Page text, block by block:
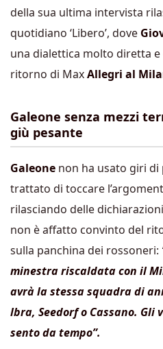
della sua ultima intervista
quotidiano ‘Libero’, dove
una dialettica molto diretta
ritorno di MaxAllegri al
Galeone senza mezzi
giù pesante
Galeone non ha usato giri
trattato di toccare
rilasciando delle
non è affatto convinto del
sulla panchina dei rossoneri:
minestra riscaldata con il
avrà la stessa squadra di
lbra, Seedorf o Cassano. Gli
sento da tempo”.